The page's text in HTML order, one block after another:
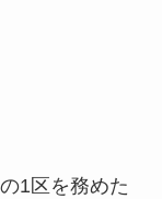
1区を務めた